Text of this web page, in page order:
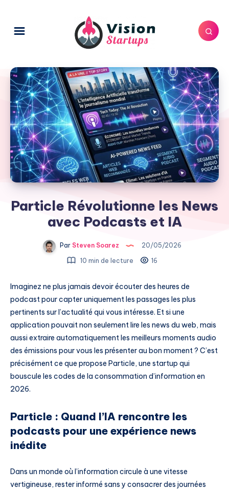
Particle Révolutionne les News
avec Podcasts et IA
ParSteven Soarez
20/05/2026
10 min de lecture
16
Imaginez ne plus jamais devoir écouter des heures de
podcast pour capter uniquement les passages les plus
pertinents sur l’actualité qui vous intéresse. Et si une
application pouvait non seulement lire les news du web, mais
aussi extraire automatiquement les meilleurs moments audio
des émissions pour vous les présenter au bon moment ? C’est
précisément ce que propose Particle, une startup qui
bouscule les codes de la consommation d’information en
2026.
Particle : Quand l’IA rencontre les
podcasts pour une expérience news
inédite
Dans un monde où l’information circule à une vitesse
vertigineuse, rester informé sans y consacrer des journées